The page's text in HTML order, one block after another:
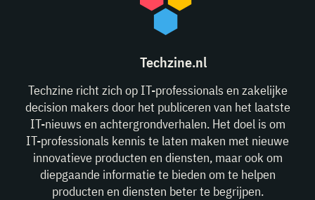
Techzine.nl
Techzine richt zich op IT-professionals en zakelijke
decision makers door het publiceren van het laatste
IT-nieuws en achtergrondverhalen. Het doel is om
IT-professionals kennis te laten maken met nieuwe
innovatieve producten en diensten, maar ook om
diepgaande informatie te bieden om te helpen
producten en diensten beter te begrijpen.